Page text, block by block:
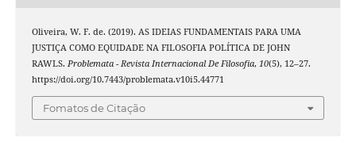
Oliveira, W. F. de. (2019). AS IDEIAS FUNDAMENTAIS PARA UMA
JUSTIÇA COMO EQUIDADE NA FILOSOFIA POLÍTICA DE JOHN
RAWLS. Problemata - Revista Internacional De Filosofia, 10(5), 12–27.
https://doi.org/10.7443/problemata.v10i5.44771
Fomatos de Citação